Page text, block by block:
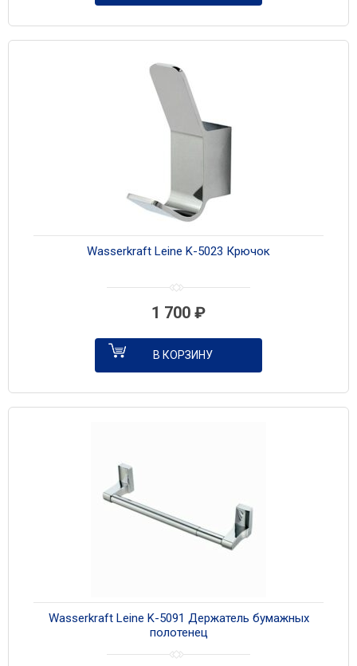
Wasserkraft Leine K-5023 Крючок
1 700 ₽
В КОРЗИНУ
Wasserkraft Leine K-5091 Держатель бумажных
полотенец